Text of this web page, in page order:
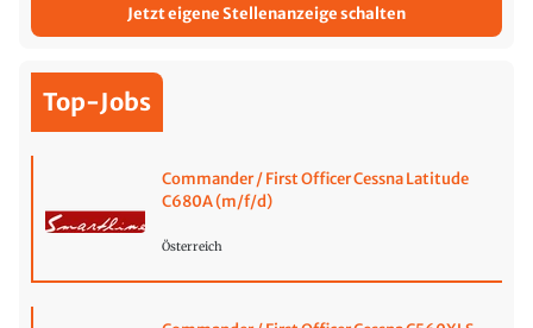
Jetzt eigene Stellenanzeige schalten
Top-Jobs
Commander / First Officer Cessna Latitude
C680A (m/f/d)
Österreich